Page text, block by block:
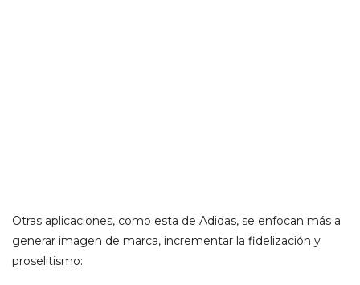
Otras aplicaciones, como esta de Adidas, se enfocan más a
generar imagen de marca, incrementar la fidelización y
proselitismo: